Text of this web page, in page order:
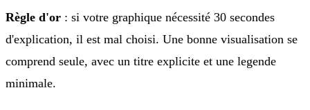
Règle d'or : si votre graphique nécessité 30 secondes
d'explication, il est mal choisi. Une bonne visualisation se
comprend seule, avec un titre explicite et une legende
minimale.